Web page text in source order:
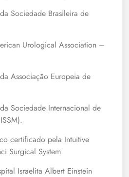
Sociedade Brasileira de
Urological Association –
Associação Europeia de
Sociedade Internacional de
certificado pela Intuitive
Surgical System
Israelita Albert Einstein